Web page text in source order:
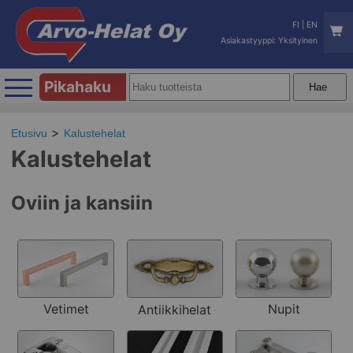
FI
EN
Asiakastyyppi: Yksityinen
Pikahaku
Etusivu Kalustehelat
Kalustehelat
Oviin ja kansiin
Vetimet Antiikkihelat Nupit